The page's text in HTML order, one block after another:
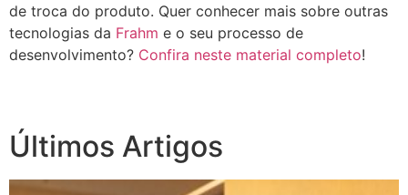
de troca do produto. Quer conhecer mais sobre outras
tecnologias da Frahm e o seu processo de
desenvolvimento? Confira neste material completo!
Últimos Artigos